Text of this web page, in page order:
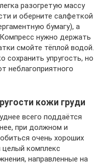
разогретую массу
и оберните салфеткой
бумагу), а
нужно держать
смойте тёплой водой.
сохранить упругость, но
неблагоприятного
кожи груди
всего поддаётся
при должном и
очень хороших
целый комплекс
направленные на